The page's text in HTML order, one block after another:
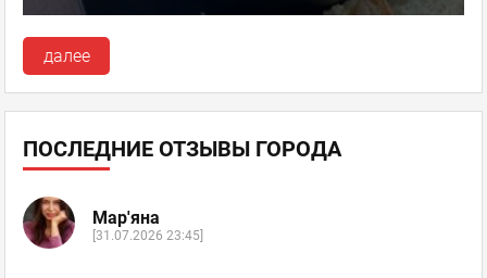
далее
ПОСЛЕДНИЕ ОТЗЫВЫ ГОРОДА
Мар'яна
[31.07.2026 23:45]